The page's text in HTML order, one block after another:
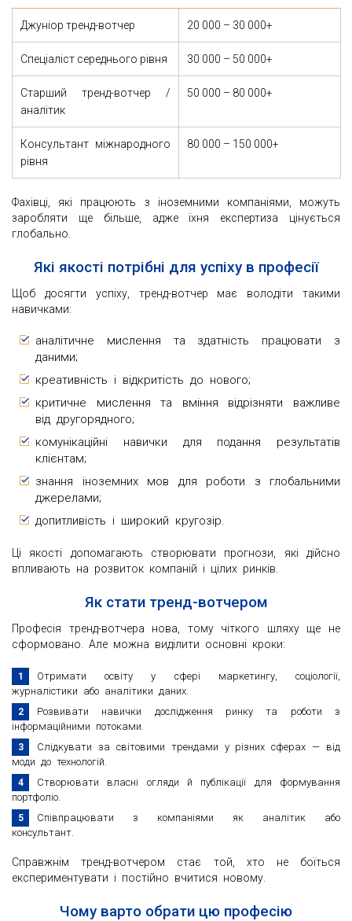
Джуніор тренд-вотчер 20 000 – 30 000+
Спеціаліст середнього рівня 30 000 – 50 000+
Старший тренд-вотчер /
аналітик
50 000 – 80 000+
Консультант міжнародного
рівня
80 000 – 150 000+
Фахівці, які працюють з іноземними компаніями, можуть
заробляти ще більше, адже їхня експертиза цінується
глобально.
Які якості потрібні для успіху в професії
Щоб досягти успіху, тренд-вотчер має володіти такими
навичками:
аналітичне мислення та здатність працювати з
даними;
креативність і відкритість до нового;
критичне мислення та вміння відрізняти важливе
від другорядного;
комунікаційні навички для подання результатів
клієнтам;
знання іноземних мов для роботи з глобальними
джерелами;
допитливість і широкий кругозір.
Ці якості допомагають створювати прогнози, які дійсно
впливають на розвиток компаній і цілих ринків.
Як стати тренд-вотчером
Професія тренд-вотчера нова, тому чіткого шляху ще не
сформовано. Але можна виділити основні кроки:
Отримати освіту у сфері маркетингу, соціології,
журналістики або аналітики даних.
Розвивати навички дослідження ринку та роботи з
інформаційними потоками.
Слідкувати за світовими трендами у різних сферах — від
моди до технологій.
Створювати власні огляди й публікації для формування
портфоліо.
Співпрацювати з компаніями як аналітик або
консультант.
Справжнім тренд-вотчером стає той, хто не боїться
експериментувати і постійно вчитися новому.
Чому варто обрати цю професію